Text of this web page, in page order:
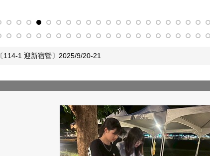
〔114-1 迎新宿營〕2025/9/20-21